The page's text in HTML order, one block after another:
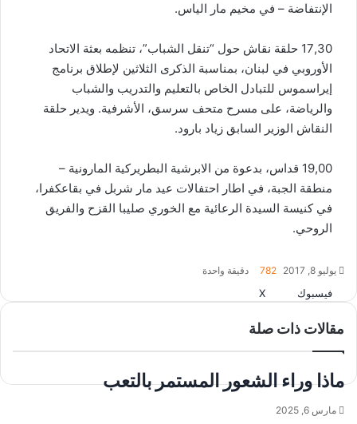
الإنتفاضة – في مخيم مار الياس.
17,30 حلقة نقاش حول “تنقل الشباب”، تنظمه بعثة الاتحاد
الأوروبي في لبنان، بمناسبة الذكرى الثلاثين لإطلاق برنامج
إيراسموس للتبادل الخاص بالتعليم والتدريب والشباب
والرياضة، على مسرح متحف سرسق، الأشرفية. ويدير حلقة
النقاش الوزير السابق زياد بارود.
19,00 قداس، بدعوة من الابرشية البطريركية المارونية –
منطقة الجبة، في اطار احتفالات عيد مار شربل في بقاعكفرا،
في كنيسة السيدة الرعائية مع الخوري صليبا القزح والفريق
الروحي.
يوليو 8, 2017 782 دقيقة واحدة
فيسبوك ‫X
مقالات ذات صلة
ماذا وراء الشعور المستمر بالتعب
مارس 6, 2025